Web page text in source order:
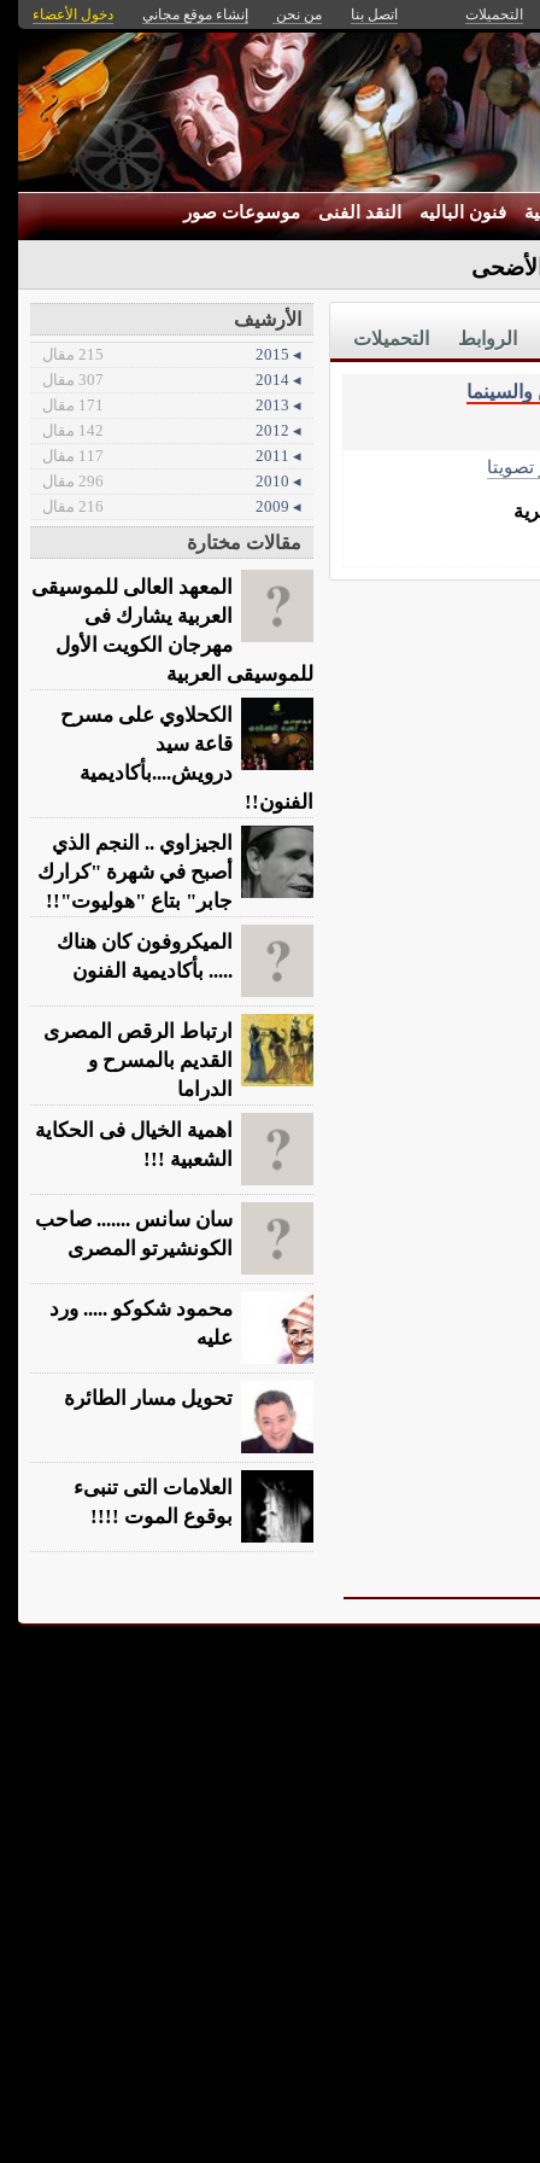
التحميلات اتصل بنا من نحن إنشاء موقع مجاني دخول الأعضاء
فنون الباليه النقد الفنى موسوعات صور
التحميلات الروابط
والسينما
تصويتا
الأرشيف
◂ 2015
215 مقال
◂ 2014
307 مقال
◂ 2013
171 مقال
◂ 2012
142 مقال
◂ 2011
117 مقال
◂ 2010
296 مقال
◂ 2009
216 مقال
مقالات مختارة
المعهد العالى للموسيقى
العربية يشارك فى
مهرجان الكويت الأول
للموسيقى العربية
الكحلاوي على مسرح
قاعة سيد
درويش....بأكاديمية
الفنون!!
الجيزاوي .. النجم الذي
أصبح في شهرة "كرارك
جابر" بتاع "هوليوت"!!
الميكروفون كان هناك
..... بأكاديمية الفنون
ارتباط الرقص المصرى
القديم بالمسرح و
الدراما
اهمية الخيال فى الحكاية
الشعبية !!!
سان سانس ....... صاحب
الكونشيرتو المصرى
محمود شكوكو ..... ورد
عليه
تحويل مسار الطائرة
العلامات التى تنبىء
بوقوع الموت !!!!